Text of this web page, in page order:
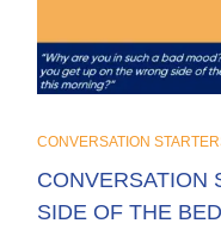
CONVERSATION
CONVERSATION
SIDE OF THE BED